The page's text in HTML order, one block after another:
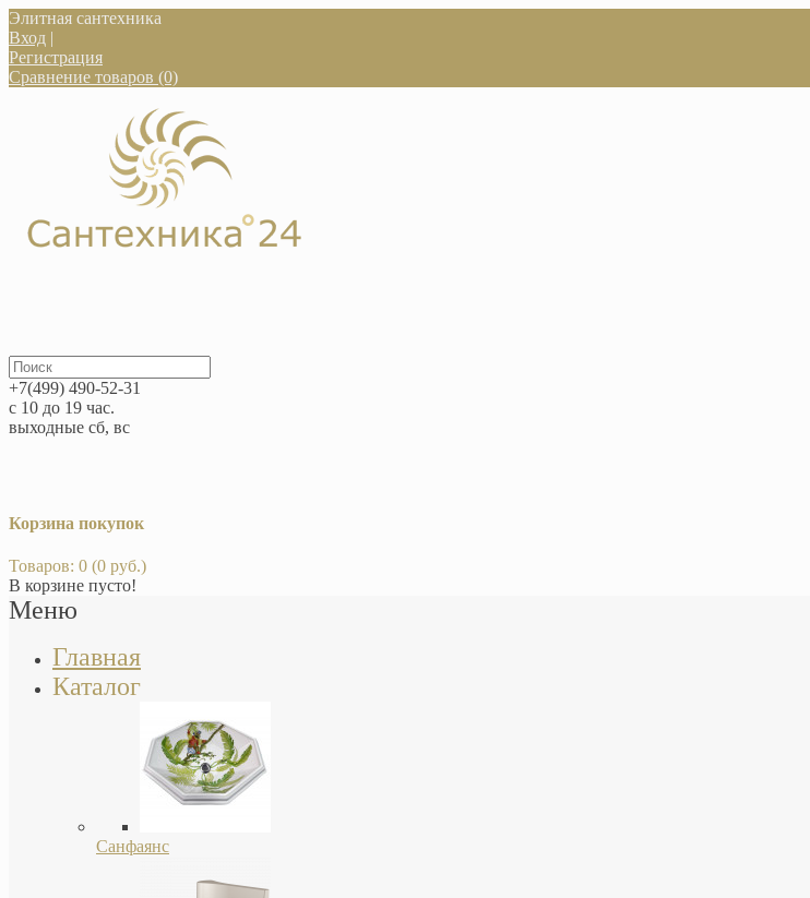
Элитная сантехника
Вход |
Регистрация
Сравнение товаров (0)
+7(499) 490-52-31
с 10 до 19 час.
выходные сб, вс
Корзина покупок
Товаров: 0 (0 руб.)
В корзине пусто!
Меню
Главная
Каталог
Санфаянс